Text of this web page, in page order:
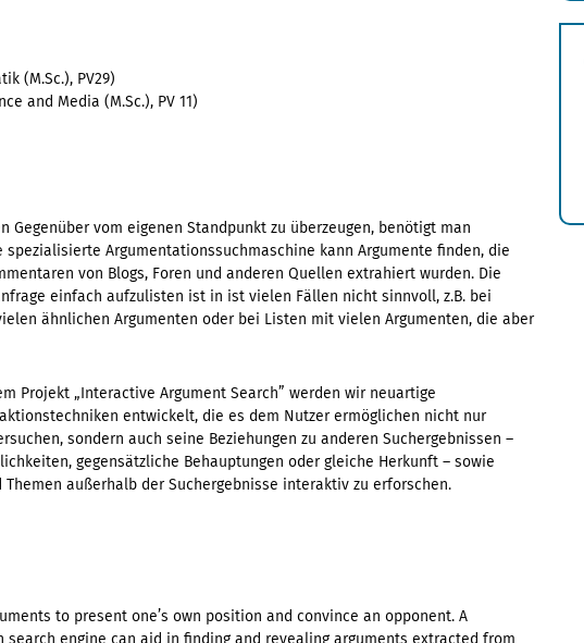
(M.Sc.), PV29)
and Media (M.Sc.), PV 11)
Gegenüber vom eigenen Standpunkt zu überzeugen, benötigt man
spezialisierte Argumentationssuchmaschine kann Argumente finden, die
von Blogs, Foren und anderen Quellen extrahiert wurden. Die
einfach aufzulisten ist in ist vielen Fällen nicht sinnvoll, z.B. bei
ähnlichen Argumenten oder bei Listen mit vielen Argumenten, die aber
Projekt „Interactive Argument Search” werden wir neuartige
entwickelt, die es dem Nutzer ermöglichen nicht nur
sondern auch seine Beziehungen zu anderen Suchergebnissen –
gegensätzliche Behauptungen oder gleiche Herkunft – sowie
außerhalb der Suchergebnisse interaktiv zu erforschen.
to present one’s own position and convince an opponent. A
search engine can aid in finding and revealing arguments extracted from